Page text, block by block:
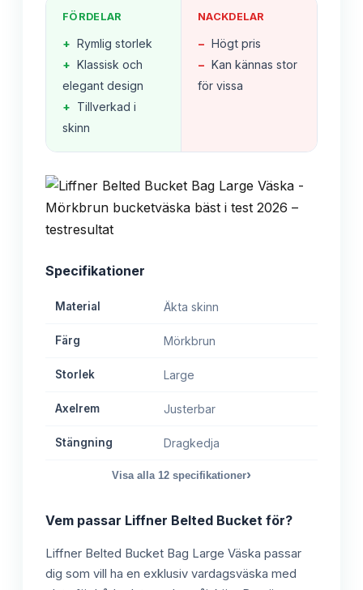
FÖRDELAR
+ Rymlig storlek
+ Klassisk och
elegant design
+ Tillverkad i
skinn
NACKDELAR
− Högt pris
− Kan kännas stor
för vissa
Specifikationer
Material Äkta skinn
Färg Mörkbrun
Storlek Large
Axelrem Justerbar
Stängning Dragkedja
Visa alla 12 specifikationer›
Vem passar Liffner Belted Bucket för?
Liffner Belted Bucket Bag Large Väska passar
dig som vill ha en exklusiv vardagsväska med